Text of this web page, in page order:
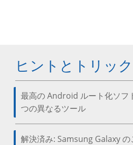
ヒントとトリック
最高の Android ルート化ソフ
つの異なるツール
解決済み: Samsung Galaxy